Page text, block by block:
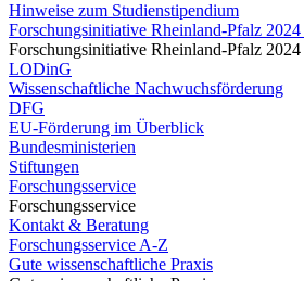
Hinweise zum Studienstipendium
Forschungsinitiative Rheinland-Pfalz
Forschungsinitiative Rheinland-Pfalz
LODinG
Wissenschaftliche Nachwuchsförderung
DFG
EU-Förderung im Überblick
Bundesministerien
Stiftungen
Forschungsservice
Forschungsservice
Kontakt & Beratung
Forschungsservice A-Z
Gute wissenschaftliche Praxis